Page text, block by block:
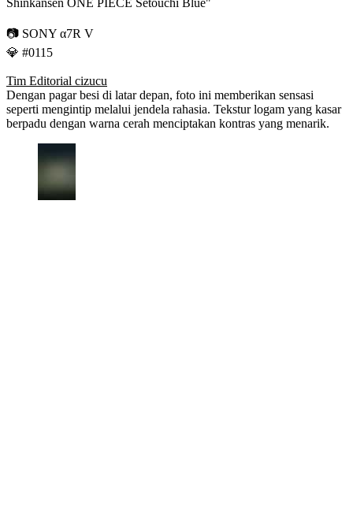
📷 SONY α7R V
💎 #0115
Tim Editorial cizucu
Dengan pagar besi di latar depan, foto ini memberikan sensasi
seperti mengintip melalui jendela rahasia. Tekstur logam yang kasar
berpadu dengan warna cerah menciptakan kontras yang menarik.